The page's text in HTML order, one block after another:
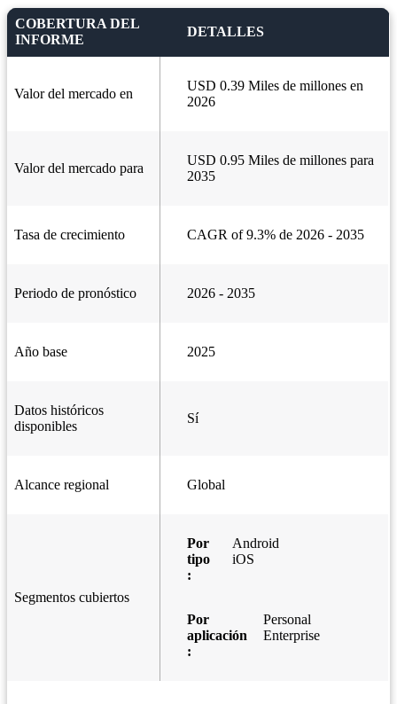
COBERTURA DEL
INFORME
DETALLES
Valor del mercado en
USD 0.39 Miles de millones en
2026
Valor del mercado para
USD 0.95 Miles de millones para
2035
Tasa de crecimiento CAGR of 9.3% de 2026 - 2035
Periodo de pronóstico 2026 - 2035
Año base 2025
Datos históricos
disponibles
Sí
Alcance regional Global
Segmentos cubiertos
Por
tipo
:
Android
iOS
Por
aplicación
:
Personal
Enterprise